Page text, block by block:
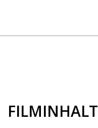
FILMINHALT